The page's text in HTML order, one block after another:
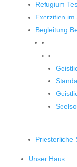
Refugium
Exerzitien im
Begleitung
Priesterliche
Unser Haus